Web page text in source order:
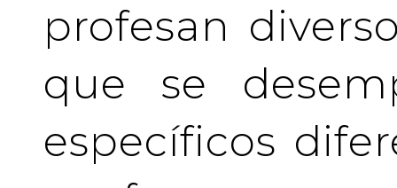
profesan
que se
específicos